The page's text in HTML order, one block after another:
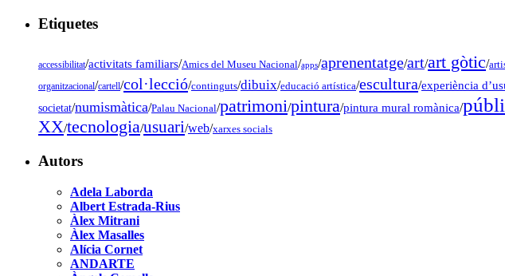
Etiquetes
accessibilitat/activitats familiars/Amics del Museu Nacional/apps/aprenentatge/art/art gòtic/
organitzacional/cartell/col·lecció/continguts/dibuix/educació artística/escultura/experiència
societat/numismàtica/Palau Nacional/patrimoni/pintura/pintura mural romànica/
XX/tecnologia/usuari/web/xarxes socials
Autors
Adela Laborda
Albert Estrada-Rius
Àlex Mitrani
Àlex Masalles
Alícia Cornet
ANDARTE